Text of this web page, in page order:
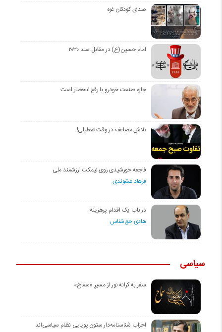
صدای کودکان غزه
امام حسین(ع) در مقابل سند ۲۰۳۰
چاره صنعت خودرو با رفع انحصار است
تلاش مضاعف در وقت تعطیلی!
فاجعه خورشیدی روی نیمکت ارزشمند ملی
فرهاد عشوندی
در باب یک اقدام پرهزینه
هادی حق‌شناس
سیاسی
سفر به کرانه‌ نور از مسیرِ «سماح»
احزاب شناسنامه‌دار ستون پویایی نظام سیاسی‌اند